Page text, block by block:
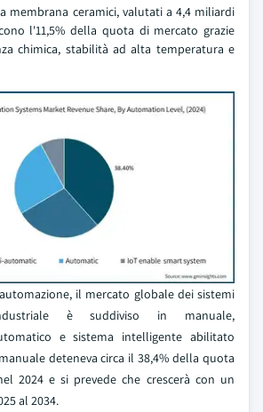
membrana ceramici, valutati a 4,4 miliardi
l'11,5% della quota di mercato grazie
chimica, stabilità ad alta temperatura e
il mercato globale dei sistemi
è suddiviso in manuale,
e sistema intelligente abilitato
deteneva circa il 38,4% della quota
2024 e si prevede che crescerà con un
al 2034.